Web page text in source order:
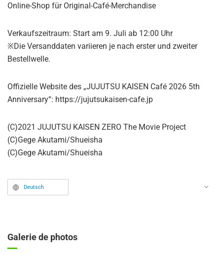
Online-Shop für Original-Café-Merchandise
Verkaufszeitraum: Start am 9. Juli ab 12:00 Uhr
※Die Versanddaten variieren je nach erster und zweiter
Bestellwelle.
Offizielle Website des „JUJUTSU KAISEN Café 2026 5th
Anniversary“: https://jujutsukaisen-cafe.jp
(C)2021 JUJUTSU KAISEN ZERO The Movie Project
(C)Gege Akutami/Shueisha
(C)Gege Akutami/Shueisha
Deutsch
Galerie de photos